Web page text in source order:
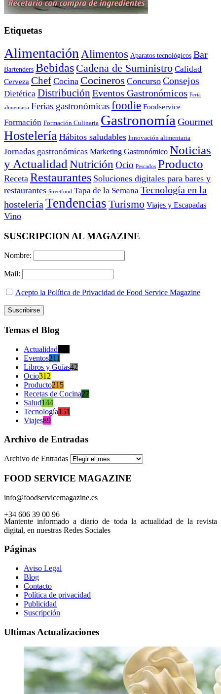
Etiquetas
Alimentación Alimentos Aparatos tecnológicos Bar
Bartenders Bebidas Cadena de Suministro Calidad
Cerveza Chef Cocina Cocineros Concurso Consejos
Dietética Distribución Eventos Gastronómicos Feria
alimentaria Ferias gastronómicasfoodie Foodservice
Formación Formación Culinaria Gastronomía Gourmet
Hostelería Hábitos saludables Innovación alimentaria
Jornadas gastronómicas Marketing Gastronómico Noticias
y Actualidad Nutrición Ocio Pescados Producto
Receta Restaurantes Soluciones digitales para bares y
restaurantes Streetfood Tapa de la Semana Tecnología en la
hostelería Tendencias Turismo Viajes y Escapadas
Vino
SUSCRIPCION AL MAGAZINE
Nombre:
Mail:
Acepto la Política de Privacidad de Food Service Magazine
Temas el Blog
Actualidad
Eventos211
Libros y Guías42
Ocio312
Producto215
Recetas de Cocina27
Salud144
Tecnología151
Viajes89
Archivo de Entradas
Archivo de Entradas
FOOD SERVICE MAGAZINE
info@foodservicemagazine.es
+34 606 39 00 96
Mantente informado a diario de toda la actualidad de la revista
digital, en nuestras Redes Sociales
Páginas
Aviso Legal
Blog
Contacto
Política de privacidad
Publicidad
Suscripción
Ultimas Actualizaciones